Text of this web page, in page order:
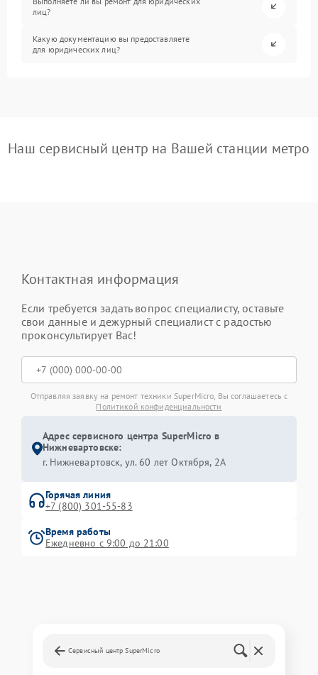
лиц?
Какую документацию вы предоставляете
для юридических лиц?
Наш сервисный центр на Вашей станции метро
Контактная информация
Если требуется задать вопрос специалисту, оставьте
свои данные и дежурный специалист с радостью
проконсультирует Вас!
Отправляя заявку на ремонт техники SuperMicro, Вы соглашаетесь с
Политикой конфиденциальности
Адрес сервисного центра SuperMicro в
Нижневартовске:
г. Нижневартовск, ул. 60 лет Октября, 2А
Горячая линия
+7 (800) 301-55-83
Время работы
Ежедневно с 9:00 до 21:00
Сервисный центр SuperMicro